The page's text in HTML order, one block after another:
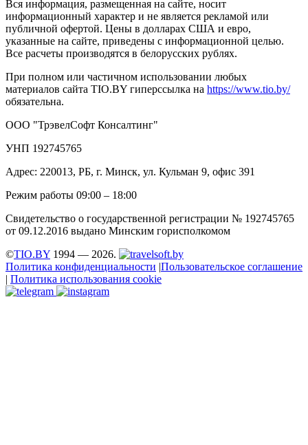
Вся информация, размещенная на сайте, носит
информационный характер и не является рекламой или
публичной офертой. Цены в долларах США и евро,
указанные на сайте, приведены с информационной целью.
Все расчеты производятся в белорусских рублях.
При полном или частичном использовании любых
материалов сайта TIO.BY гиперссылка на https://www.tio.by/
обязательна.
ООО "ТрэвелСофт Консалтинг"
УНП 192745765
Адрес: 220013, РБ, г. Минск, ул. Кульман 9, офис 391
Режим работы 09:00 – 18:00
Свидетельство о государственной регистрации № 192745765
от 09.12.2016 выдано Минским горисполкомом
©TIO.BY 1994 — 2026.
Политика конфиденциальности |Пользовательское соглашение
| Политика использования cookie